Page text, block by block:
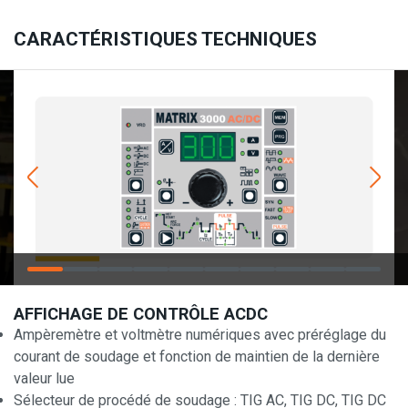
CARACTÉRISTIQUES TECHNIQUES
AFFICHAGE DE CONTRÔLE ACDC
Ampèremètre et voltmètre numériques avec préréglage du
courant de soudage et fonction de maintien de la dernière
valeur lue
Sélecteur de procédé de soudage : TIG AC, TIG DC, TIG DC